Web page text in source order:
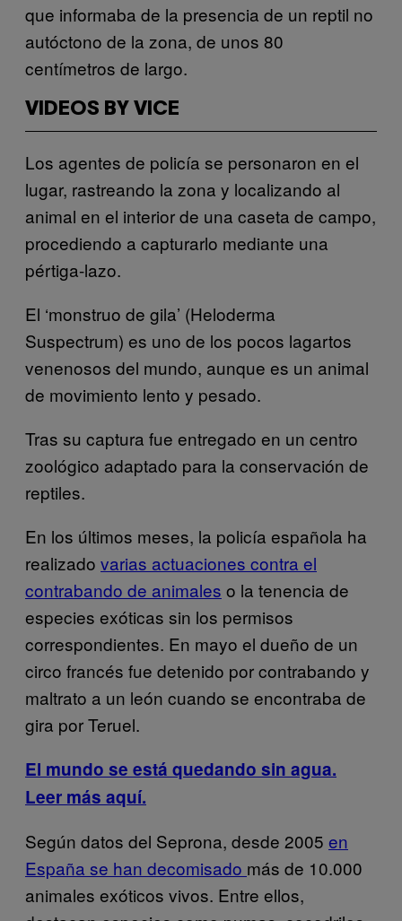
que informaba de la presencia de un reptil no
autóctono de la zona, de unos 80
centímetros de largo.
VIDEOS BY VICE
Los agentes de policía se personaron en el
lugar, rastreando la zona y localizando al
animal en el interior de una caseta de campo,
procediendo a capturarlo mediante una
pértiga-lazo.
El ‘monstruo de gila’ (Heloderma
Suspectrum) es uno de los pocos lagartos
venenosos del mundo, aunque es un animal
de movimiento lento y pesado.
Tras su captura fue entregado en un centro
zoológico adaptado para la conservación de
reptiles.
En los últimos meses, la policía española ha
realizado varias actuaciones contra el
contrabando de animales o la tenencia de
especies exóticas sin los permisos
correspondientes. En mayo el dueño de un
circo francés fue detenido por contrabando y
maltrato a un león cuando se encontraba de
gira por Teruel.
El mundo se está quedando sin agua.
Leer más aquí.
Según datos del Seprona, desde 2005 en
España se han decomisado más de 10.000
animales exóticos vivos. Entre ellos,